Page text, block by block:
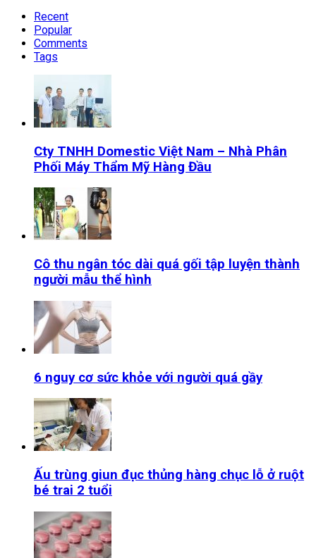
Recent
Popular
Comments
Tags
Cty TNHH Domestic Việt Nam – Nhà Phân
Phối Máy Thẩm Mỹ Hàng Đầu
Cô thu ngân tóc dài quá gối tập luyện thành
người mẫu thể hình
6 nguy cơ sức khỏe với người quá gầy
Ấu trùng giun đục thủng hàng chục lỗ ở ruột
bé trai 2 tuổi